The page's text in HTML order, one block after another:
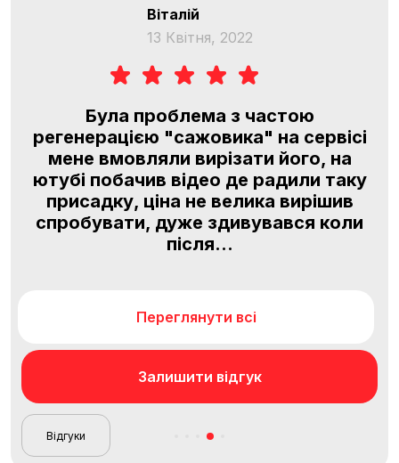
Віталій
13 Квітня, 2022
Була проблема з частою
регенерацією "сажовика" на сервісі
мене вмовляли вирізати його, на
ютубі побачив відео де радили таку
присадку, ціна не велика вирішив
спробувати, дуже здивувався коли
після...
Переглянути всі
Залишити відгук
Відгуки